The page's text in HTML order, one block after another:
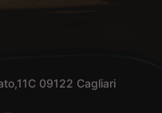
09122 Cagliari